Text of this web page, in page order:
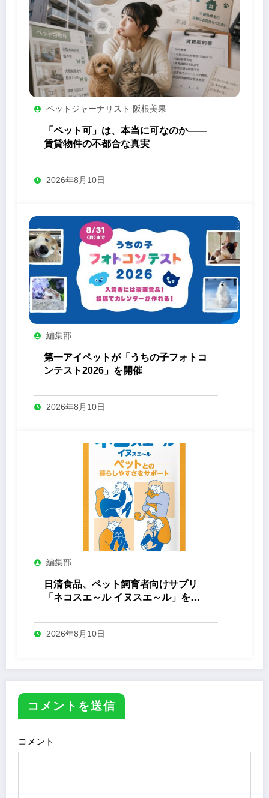
ペットジャーナリスト 阪根美果
「ペット可」は、本当に可なのか——
賃貸物件の不都合な真実
2026年8月10日
編集部
第一アイペットが「うちの子フォトコ
ンテスト2026」を開催
2026年8月10日
編集部
日清食品、ペット飼育者向けサプリ
「ネコスエ～ル イヌスエ～ル」を発
2026年8月10日
コメントを送信
コメント